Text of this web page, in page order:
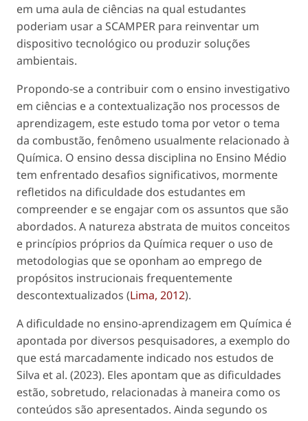
em uma aula de ciências na qual estudantes
poderiam usar a SCAMPER para reinventar um
dispositivo tecnológico ou produzir soluções
ambientais.
Propondo-se a contribuir com o ensino investigativo
em ciências e a contextualização nos processos de
aprendizagem, este estudo toma por vetor o tema
da combustão, fenômeno usualmente relacionado à
Química. O ensino dessa disciplina no Ensino Médio
tem enfrentado desafios significativos, mormente
refletidos na dificuldade dos estudantes em
compreender e se engajar com os assuntos que são
abordados. A natureza abstrata de muitos conceitos
e princípios próprios da Química requer o uso de
metodologias que se oponham ao emprego de
propósitos instrucionais frequentemente
descontextualizados (Lima, 2012).
A dificuldade no ensino-aprendizagem em Química é
apontada por diversos pesquisadores, a exemplo do
que está marcadamente indicado nos estudos de
Silva et al. (2023). Eles apontam que as dificuldades
estão, sobretudo, relacionadas à maneira como os
conteúdos são apresentados. Ainda segundo os